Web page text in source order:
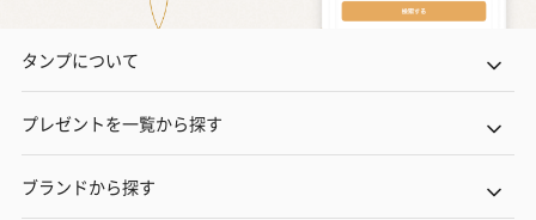
タンプについて
プレゼントを一覧から探す
ブランドから探す